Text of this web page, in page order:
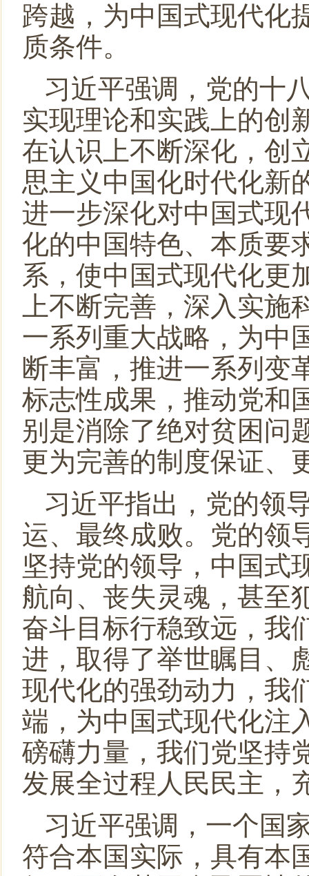
跨越，为中国式现代化
质条件。
习近平强调，党的十
实现理论和实践上的创
在认识上不断深化，创
思主义中国化时代化新
进一步深化对中国式现
化的中国特色、本质要
系，使中国式现代化更
上不断完善，深入实
一系列重大战略，为中
断丰富，推进一系列变
标志性成果，推动党和
别是消除了绝对贫困问
更为完善的制度保证、
习近平指出，党的领
运、最终成败。党的领
坚持党的领导，中国式
航向、丧失灵魂，甚至
奋斗目标行稳致远，我
进，取得了举世瞩目、
现代化的强劲动力，我
端，为中国式现代化注
磅礴力量，我们党坚持
发展全过程人民民主，
习近平强调，一个国
符合本国实际，具有本